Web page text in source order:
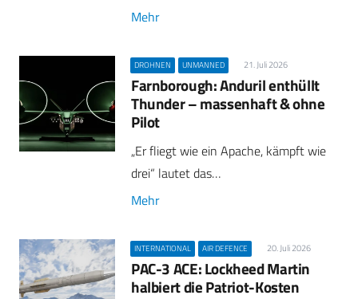
Mehr
DROHNEN UNMANNED 21. Juli 2026
Farnborough: Anduril enthüllt
Thunder – massenhaft & ohne
Pilot
„Er fliegt wie ein Apache, kämpft wie
drei“ lautet das…
Mehr
INTERNATIONAL AIR DEFENCE 20. Juli 2026
PAC-3 ACE: Lockheed Martin
halbiert die Patriot-Kosten